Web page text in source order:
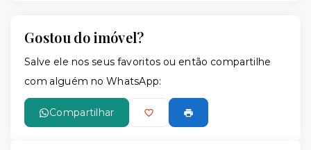
Gostou do imóvel?
Salve ele nos seus favoritos ou então compartilhe
com alguém no WhatsApp:
Compartilhar